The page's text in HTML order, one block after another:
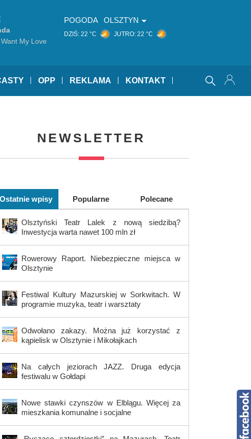
My Love
POGODA OLSZTYN
DZIŚ: 22 °C JUTRO: 22 °C
OPP REKLAMA KONTAKT
NEWSLETTER
Ostatnie wpisy Popularne Polecane
Olsztyński Teatr Lalek z nową siedzibą?
Inwestycja warta nawet 100 mln zł
Rowerowy Raport. Niebezpieczne miejsca w
Olsztynie
Festiwal Kultury Mazurskiej w Sorkwitach. W
programie muzyka, teatr i warsztaty
Odwołano zakazy. Można już korzystać z
kąpielisk w Olsztynie i Mikołajkach
Na całych jeziorach JAZZ. Druga edycja
festiwalu w Gołdapi
Nowe stawki czynszów w Elblągu. Więcej za
mieszkania komunalne i socjalne